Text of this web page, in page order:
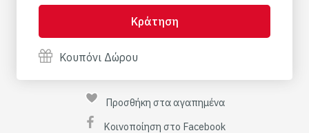
Κράτηση
Κουπόνι Δώρου
Προσθήκη στα αγαπημένα
Κοινοποίηση στο Facebook